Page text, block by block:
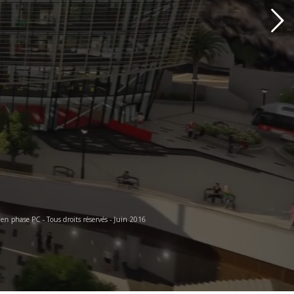
phase PC - Tous droits réservés - Juin 2016